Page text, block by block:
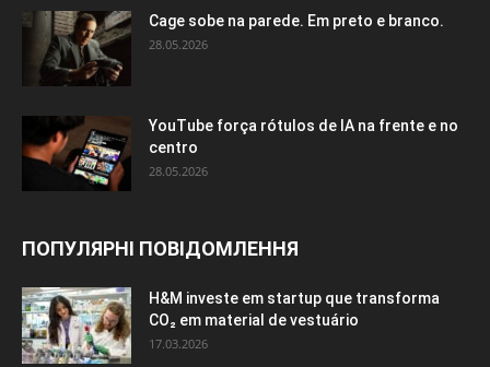
Cage sobe na parede. Em preto e branco.
28.05.2026
YouTube força rótulos de IA na frente e no
centro
28.05.2026
ПОПУЛЯРНІ ПОВІДОМЛЕННЯ
H&M investe em startup que transforma
CO₂ em material de vestuário
17.03.2026